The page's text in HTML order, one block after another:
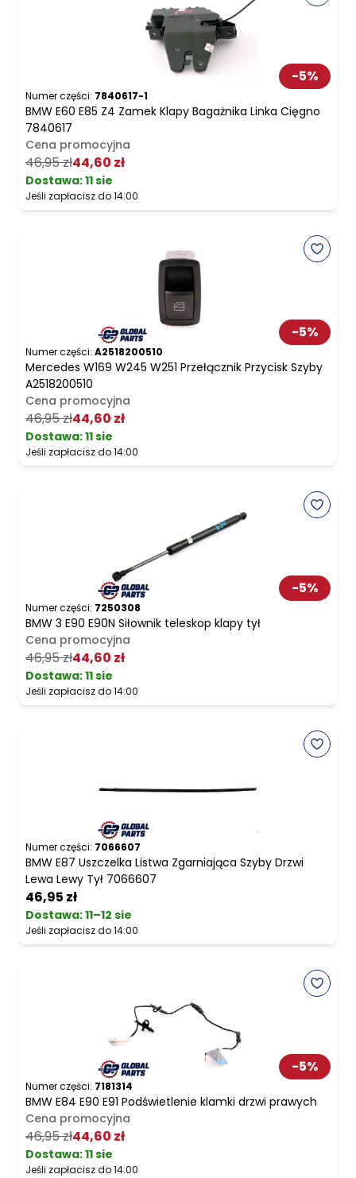
-5%
Numer części: 7840617-1
BMW E60 E85 Z4 Zamek Klapy Bagażnika Linka Cięgno
7840617
Cena promocyjna
46,95 zł44,60 zł
Dostawa:11 sie
Jeśli zapłacisz do 14:00
-5%
Numer części: A2518200510
Mercedes W169 W245 W251 Przełącznik Przycisk Szyby
A2518200510
Cena promocyjna
46,95 zł44,60 zł
Dostawa:11 sie
Jeśli zapłacisz do 14:00
-5%
Numer części: 7250308
BMW 3 E90 E90N Siłownik teleskop klapy tył
Cena promocyjna
46,95 zł44,60 zł
Dostawa:11 sie
Jeśli zapłacisz do 14:00
Numer części: 7066607
BMW E87 Uszczelka Listwa Zgarniająca Szyby Drzwi
Lewa Lewy Tył 7066607
46,95 zł
Dostawa:11–12 sie
Jeśli zapłacisz do 14:00
-5%
Numer części: 7181314
BMW E84 E90 E91 Podświetlenie klamki drzwi prawych
Cena promocyjna
46,95 zł44,60 zł
Dostawa:11 sie
Jeśli zapłacisz do 14:00